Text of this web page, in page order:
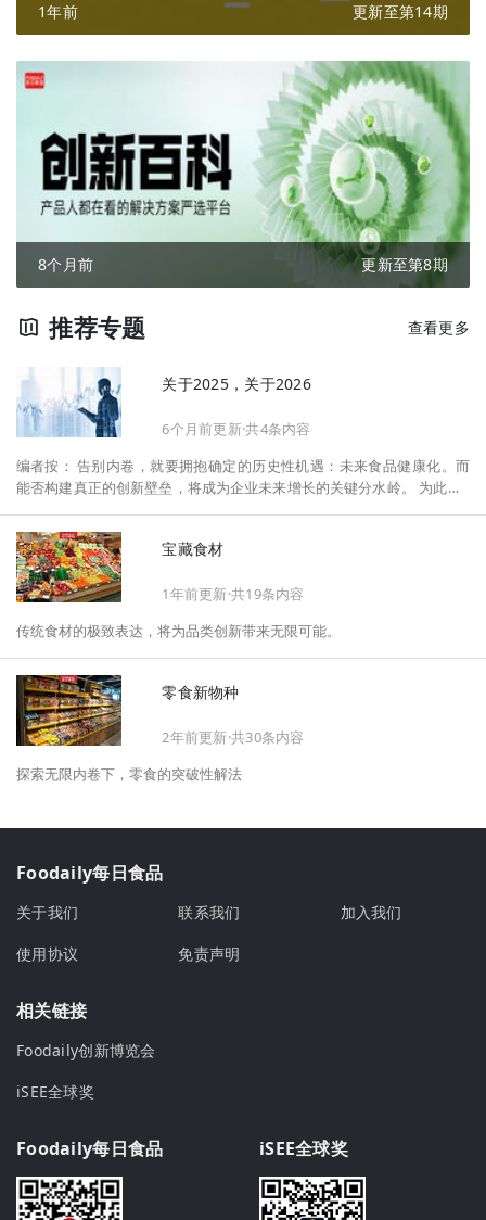
1年前 更新至第14期
8个月前 更新至第8期
推荐专题 查看更多
关于2025，关于2026
6个月前更新·共4条内容
编者按： 告别内卷，就要拥抱确定的历史性机遇：未来食品健康化。而
能否构建真正的创新壁垒，将成为企业未来增长的关键分水岭。 为此，F
将以“创新产品”透视“未来机会”，以全球视野探寻中国机遇、增长解法，
拆解年度标杆的增长逻辑与谋篇布局，深挖“药食同源”“低GI”“老龄营
养”“清洁标签”等热门赛道的爆品基因，从趋势预判、品类创新、未来增长
机会、企业战略布局以及渠道变革等，为行业提供务实、前瞻的开年创新
宝藏食材
1年前更新·共19条内容
传统食材的极致表达，将为品类创新带来无限可能。
零食新物种
2年前更新·共30条内容
探索无限内卷下，零食的突破性解法
Foodaily每日食品
关于我们 联系我们
加入我们
使用协议
免责声明
相关链接
Foodaily创新博览会
iSEE全球奖
Foodaily每日食品 iSEE全球奖